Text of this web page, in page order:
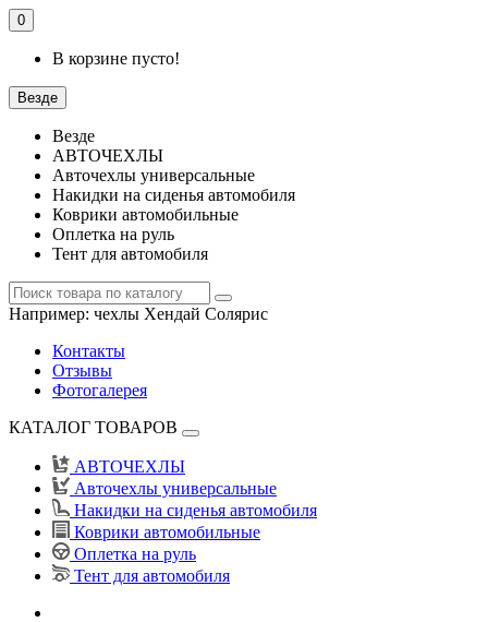
0
В корзине пусто!
Везде
Везде
АВТОЧЕХЛЫ
Авточехлы универсальные
Накидки на сиденья автомобиля
Коврики автомобильные
Оплетка на руль
Тент для автомобиля
Например: чехлы Хендай Солярис
Контакты
Отзывы
Фотогалерея
КАТАЛОГ ТОВАРОВ
АВТОЧЕХЛЫ
Авточехлы универсальные
Накидки на сиденья автомобиля
Коврики автомобильные
Оплетка на руль
Тент для автомобиля